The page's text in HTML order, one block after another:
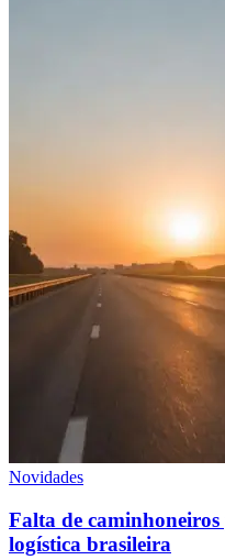
Novidades
Falta de
logística brasileira